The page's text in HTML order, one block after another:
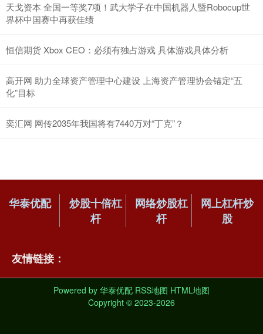
天戈资本 全国一等奖7项！武大学子在中国机器人暨Robocup世
界杯中国赛中再获佳绩
恒信期货 Xbox CEO：必须有独占游戏 具体游戏具体分析
高开网 助力全球资产管理中心建设 上海资产管理协会锚定“五
化”目标
奕汇网 网传2035年我国将有7440万对“丁克”？
华泰优配
炒股十倍杠
杆
网络炒股杠
杆
网上杠杆炒
股
友情链接：
Powered by 华泰优配 RSS地图 HTML地图
Copyright © 2023-2026